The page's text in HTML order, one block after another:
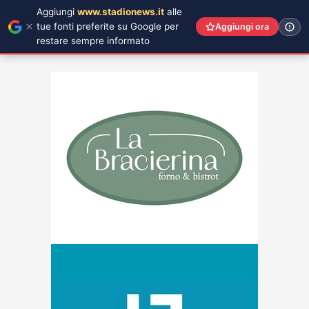
Aggiungi www.stadionews.it alle
tue fonti preferite su Google per
restare sempre informato
Aggiungi ora